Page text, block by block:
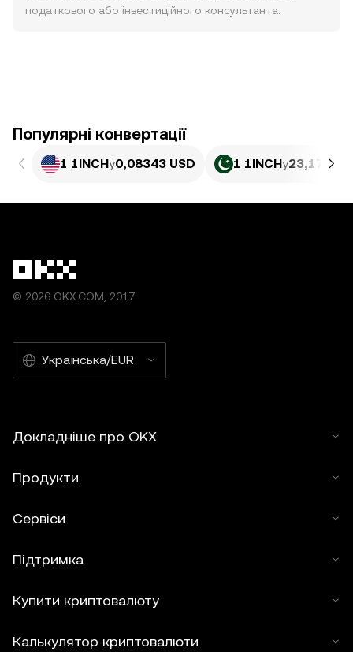
податкового або інвестиційного консультанта.
Популярні конвертації
1 1INCHу0,08343 USD 1 1INCHу23,17 PKR
© 2026 OKX.COM, 2017
Українська/EUR
Докладніше про OKX
Продукти
Сервіси
Підтримка
Купити криптовалюту
Калькулятор криптовалюти